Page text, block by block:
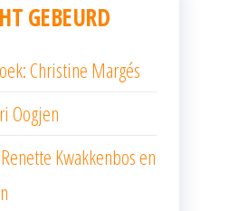
GEBEURD
Christine Margés
Oogjen
Kwakkenbos en